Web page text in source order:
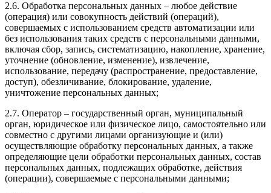
2.6. Обработка персональных данных – любое действие
(операция) или совокупность действий (операций),
совершаемых с использованием средств автоматизации или
без использования таких средств с персональными данными,
включая сбор, запись, систематизацию, накопление, хранение,
уточнение (обновление, изменение), извлечение,
использование, передачу (распространение, предоставление,
доступ), обезличивание, блокирование, удаление,
уничтожение персональных данных;
2.7. Оператор – государственный орган, муниципальный
орган, юридическое или физическое лицо, самостоятельно или
совместно с другими лицами организующие и (или)
осуществляющие обработку персональных данных, а также
определяющие цели обработки персональных данных, состав
персональных данных, подлежащих обработке, действия
(операции), совершаемые с персональными данными;